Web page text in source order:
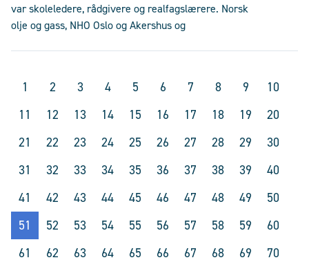
var skoleledere, rådgivere og realfagslærere. Norsk
olje og gass, NHO Oslo og Akershus og
1 2 3 4 5 6 7 8 9
10
11
12 13 14 15 16 17 18 19
20
21
22 23 24 25 26 27 28 29
30
31
32 33 34 35 36 37 38 39
40
41
42 43 44 45 46 47 48 49
50
51
52 53 54 55 56 57 58 59
60
61
62 63 64 65 66 67 68 69
70